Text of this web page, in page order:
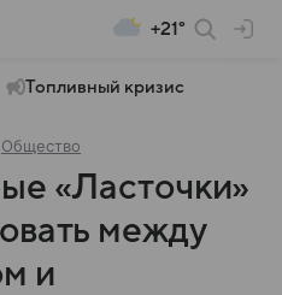
+21°
Топливный кризис
Общество
«Ласточки»
между
и